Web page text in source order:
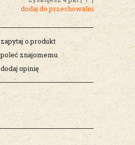
dodaj do przechowalni
zapytaj o produkt
poleć znajomemu
dodaj opinię